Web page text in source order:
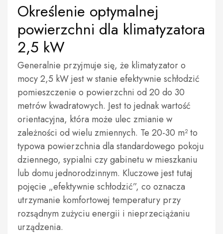
Określenie optymalnej
powierzchni dla klimatyzatora
2,5 kW
Generalnie przyjmuje się, że klimatyzator o
mocy 2,5 kW jest w stanie efektywnie schłodzić
pomieszczenie o powierzchni od 20 do 30
metrów kwadratowych. Jest to jednak wartość
orientacyjna, która może ulec zmianie w
zależności od wielu zmiennych. Te 20-30 m² to
typowa powierzchnia dla standardowego pokoju
dziennego, sypialni czy gabinetu w mieszkaniu
lub domu jednorodzinnym. Kluczowe jest tutaj
pojęcie „efektywnie schłodzić”, co oznacza
utrzymanie komfortowej temperatury przy
rozsądnym zużyciu energii i nieprzeciążaniu
urządzenia.